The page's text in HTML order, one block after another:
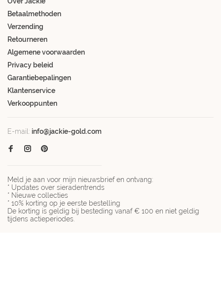
Betaalmethoden
Verzending
Retourneren
Algemene voorwaarden
Privacy beleid
Garantiebepalingen
Klantenservice
Verkooppunten
E-mail: info@jackie-gold.com
Meld je aan voor mijn nieuwsbrief en ontvang:
* Updates over sieradentrends
* Nieuwe collecties
* 10% korting op je eerste bestelling
De korting is geldig bij besteding vanaf € 100 en niet geldig
tijdens actieperiodes.